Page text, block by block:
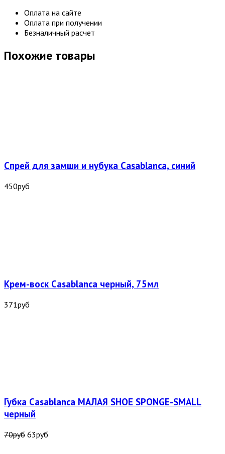
Оплата на сайте
Оплата при получении
Безналичный расчет
Похожие товары
Спрей для замши и нубука Casablanca, синий
450руб
Крем-воск Casablanca черный, 75мл
371руб
Губка Casablanca МАЛАЯ SHOE SPONGE-SMALL
черный
70руб 63руб